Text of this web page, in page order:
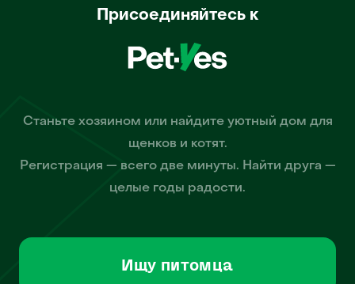
Присоединяйтесь к
Станьте хозяином или найдите уютный дом для
щенков и котят.
Регистрация — всего две минуты. Найти друга —
целые годы радости.
Ищу питомца